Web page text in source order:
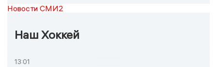
Новости СМИ2
Наш Хоккей
13:01